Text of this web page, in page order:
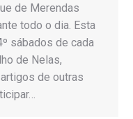
de Merendas
todo o dia. Esta
sábados de cada
de Nelas,
de outras